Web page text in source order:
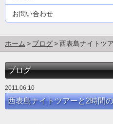
お問い合わせ
ホーム ブログ 西表島ナイトツ
ブログ
2011.06.10
西表島ナイトツアーと2時間